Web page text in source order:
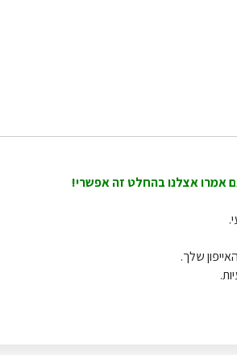
אמרו אצלנו בהחלט זה אפשרי!
שלך.